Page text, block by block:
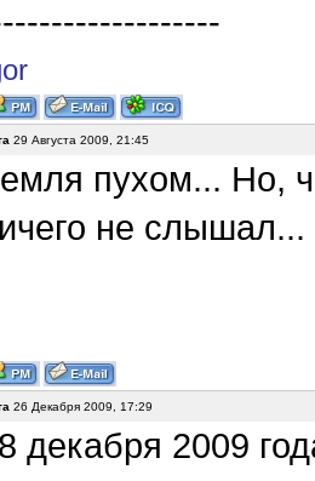
29 Августа 2009, 21:45
пухом... Но,
не слышал...
26 Декабря 2009, 17:29
декабря 2009